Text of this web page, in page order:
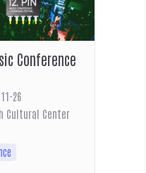
Conference
26
Cultural Center